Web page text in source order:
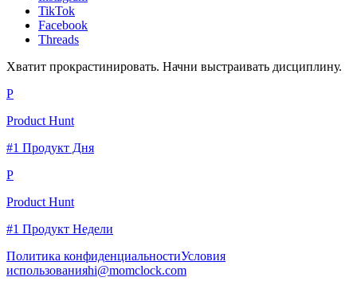
TikTok
Facebook
Threads
Хватит прокрастинировать. Начни выстраивать дисциплину.
P
Product Hunt
#1 Продукт Дня
P
Product Hunt
#1 Продукт Недели
Политика конфиденциальностиУсловия
использованияhi@momclock.com